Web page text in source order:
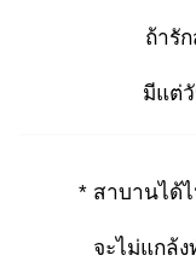
ถ้ารั
มีแต่
* สาบานได้
จะไม่แกล้